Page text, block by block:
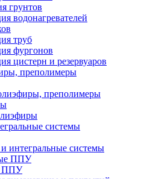
грунтов
водонагревателей
труб
фургонов
цистерн и резервуаров
преполимеры
преполимеры
системы
интегральные системы
ППУ
ППУ